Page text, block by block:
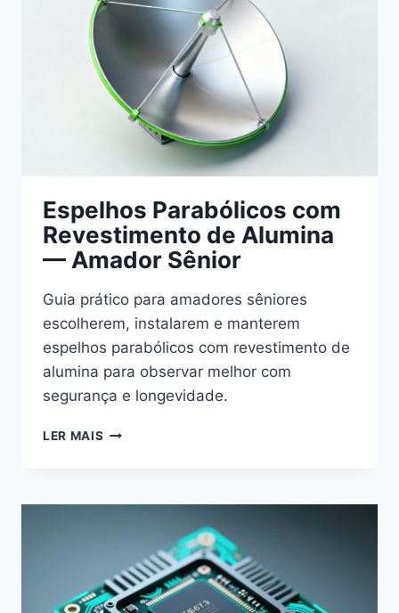
Espelhos Parabólicos com
Revestimento de Alumina
— Amador Sênior
Guia prático para amadores sêniores
escolherem, instalarem e manterem
espelhos parabólicos com revestimento de
alumina para observar melhor com
segurança e longevidade.
LER MAIS ESPELHOS
DE
AMADOR
SÊNIOR